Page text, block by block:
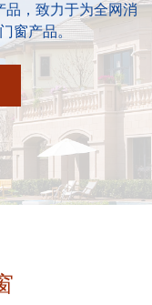
，致力于为全网消
窗产品。